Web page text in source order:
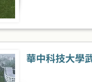
華中科技大學